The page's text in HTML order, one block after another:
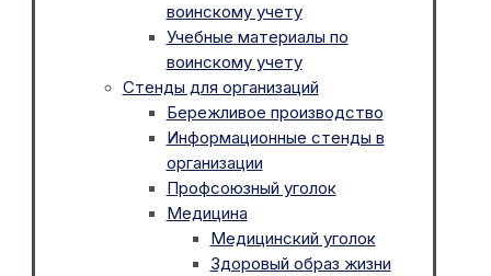
воинскому учету
Учебные материалы по
воинскому учету
Стенды для организаций
Бережливое производство
Информационные стенды в
организации
Профсоюзный уголок
Медицина
Медицинский уголок
Здоровый образ жизни